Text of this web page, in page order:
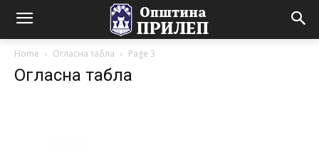
Home Огласна табла Page 3
Огласна табла